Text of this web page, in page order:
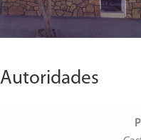
Autoridades